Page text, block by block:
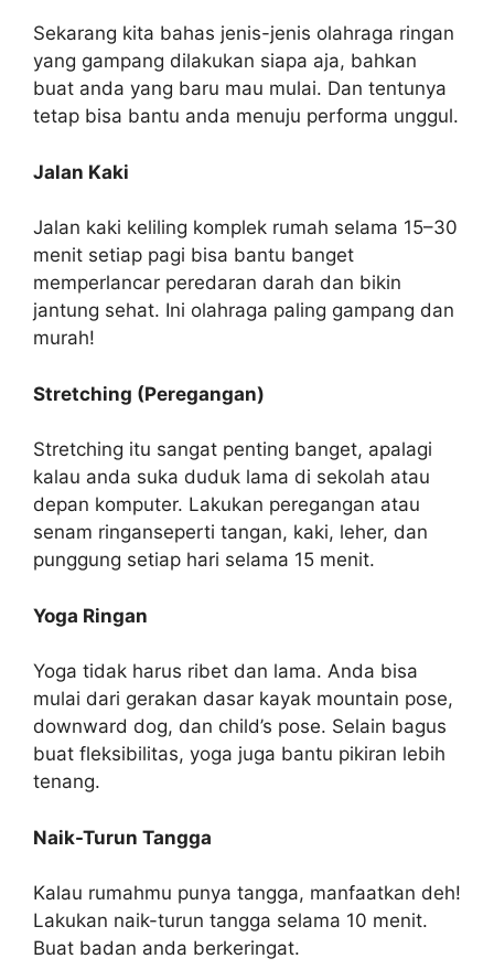
Sekarang kita bahas jenis-jenis olahraga ringan
yang gampang dilakukan siapa aja, bahkan
buat anda yang baru mau mulai. Dan tentunya
tetap bisa bantu anda menuju performa unggul.
Jalan Kaki
Jalan kaki keliling komplek rumah selama 15–30
menit setiap pagi bisa bantu banget
memperlancar peredaran darah dan bikin
jantung sehat. Ini olahraga paling gampang dan
murah!
Stretching (Peregangan)
Stretching itu sangat penting banget, apalagi
kalau anda suka duduk lama di sekolah atau
depan komputer. Lakukan peregangan atau
senam ringanseperti tangan, kaki, leher, dan
punggung setiap hari selama 15 menit.
Yoga Ringan
Yoga tidak harus ribet dan lama. Anda bisa
mulai dari gerakan dasar kayak mountain pose,
downward dog, dan child’s pose. Selain bagus
buat fleksibilitas, yoga juga bantu pikiran lebih
tenang.
Naik-Turun Tangga
Kalau rumahmu punya tangga, manfaatkan deh!
Lakukan naik-turun tangga selama 10 menit.
Buat badan anda berkeringat.